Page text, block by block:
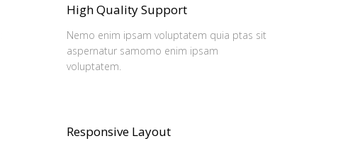
High Quality Support
Nemo enim ipsam voluptatem quia ptas sit
aspernatur samomo enim ipsam
voluptatem.
Responsive Layout